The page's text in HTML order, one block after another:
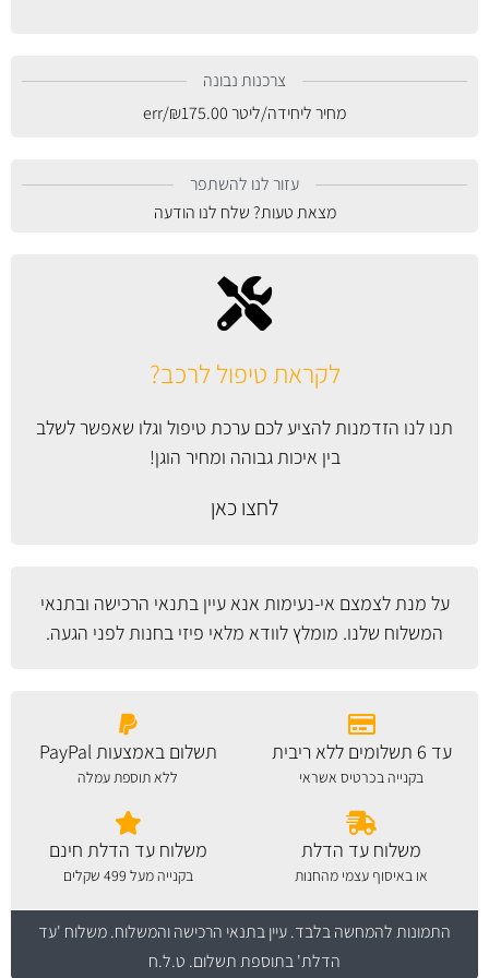
לקראת טיפול לרכב?
תנו לנו הזדמנות להציע לכם ערכת טיפול וגלו שאפשר לשלב
בין איכות גבוהה ומחיר הוגן!
לחצו כאן
על מנת לצמצם אי-נעימות אנא עייןבתנאי הרכישה ובתנאי
המשלוח שלנו. מומלץ לוודא מלאי פיזי בחנות לפני הגעה.
צרכנות נבונה
מחיר ליחידה/ליטר
₪175.00
/err
עזור לנו להשתפר
מצאת טעות? שלח לנו הודעה
עד 6 תשלומים ללא ריבית
בקנייה בכרטיס אשראי
תשלום באמצעות PayPal
ללא תוספת עמלה
משלוח עד הדלת
או באיסוף עצמי מהחנות
משלוח עד הדלת חינם
בקנייה מעל 499 שקלים
התמונות להמחשה בלבד.עיין בתנאי הרכישה והמשלוח. משלוח 'עד
הדלת' בתוספת תשלום. ט.ל.ח